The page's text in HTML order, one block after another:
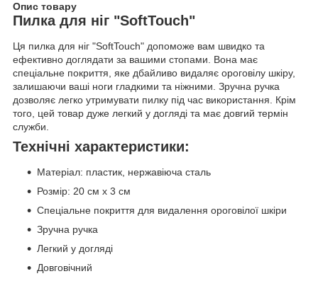
Опис товару
Пилка для ніг "SoftTouch"
Ця пилка для ніг "SoftTouch" допоможе вам швидко та
ефективно доглядати за вашими стопами. Вона має
спеціальне покриття, яке дбайливо видаляє ороговілу шкіру,
залишаючи ваші ноги гладкими та ніжними. Зручна ручка
дозволяє легко утримувати пилку під час використання. Крім
того, цей товар дуже легкий у догляді та має довгий термін
служби.
Технічні характеристики:
Матеріал: пластик, нержавіюча сталь
Розмір: 20 см х 3 см
Спеціальне покриття для видалення ороговілої шкіри
Зручна ручка
Легкий у догляді
Довговічний